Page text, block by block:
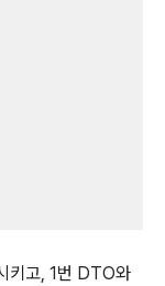
키고, 1번 DTO와